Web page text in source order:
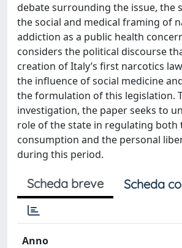
debate surrounding the issue, the
the social and medical framing of
addiction as a public health
considers the political discourse
creation of Italy’s first narcotics
the influence of social medicine
the formulation of this legislation.
investigation, the paper seeks to
role of the state in regulating both
consumption and the personal
during this period.
Scheda breve Scheda
Anno